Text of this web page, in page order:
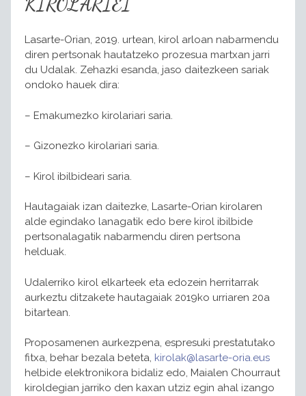
Lasarte-Orian, 2019. urtean, kirol arloan nabarmendu
diren pertsonak hautatzeko prozesua martxan jarri
du Udalak. Zehazki esanda, jaso daitezkeen sariak
ondoko hauek dira:
– Emakumezko kirolariari saria.
– Gizonezko kirolariari saria.
– Kirol ibilbideari saria.
Hautagaiak izan daitezke, Lasarte-Orian kirolaren
alde egindako lanagatik edo bere kirol ibilbide
pertsonalagatik nabarmendu diren pertsona
helduak.
Udalerriko kirol elkarteek eta edozein herritarrak
aurkeztu ditzakete hautagaiak 2019ko urriaren 20a
bitartean.
Proposamenen aurkezpena, espresuki prestatutako
fitxa, behar bezala beteta, kirolak@lasarte-oria.eus
helbide elektronikora bidaliz edo, Maialen Chourraut
kiroldegian jarriko den kaxan utziz egin ahal izango